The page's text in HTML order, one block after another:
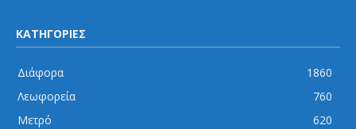
ΚΑΤΗΓΟΡΙΕΣ
Διάφορα
1860
Λεωφορεία
760
Μετρό
620